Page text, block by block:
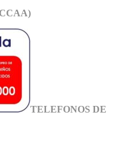
TELEFONOS DE